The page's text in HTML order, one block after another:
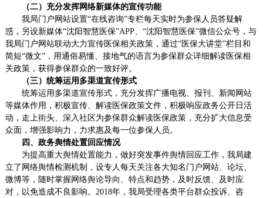
（二）充分发挥网络新媒体的宣传功能
我局门户网站设置“在线咨询”专栏每天实时为参保人员答疑解
惑，另设新媒体“沈阳智慧医保”APP、“沈阳智慧医保”微信公众号，与
我局门户网站联动大力宣传医保相关政策，通过“医保大讲堂”栏目和
简短“微文”，用通俗易懂、接地气的语言为参保群众详细解读医保相
关政策，获得参保群众的一致好评。
（三）统筹运用多渠道宣传形式
统筹运用多渠道宣传形式，充分发挥广播电视、报刊、新闻网站
等媒体作用，积极宣传、解读医保政策文件，积极响应政务公开日活
动，走上街头、深入社区为参保群众解读医保政策，充分扩大信息受
众面，增强影响力，力求惠及每一位参保人员。
四、政务舆情处置回应情况
为提高重大舆情处置能力，做好突发事件舆情回应工作，我局建
立了网络舆情检测机制，设专人每天关注各大知名门户网站、论坛、
微博等，随时掌握网络舆论导向、特点和趋势，及时反馈、及时应
对，以免造成不良影响。2018年，我局受理各类平台群众投诉、咨